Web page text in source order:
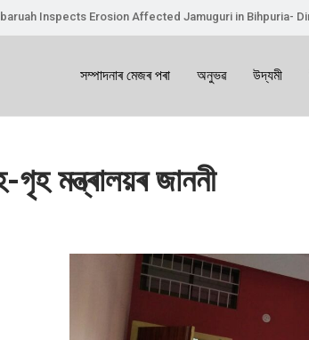
Inspects Erosion Affected Jamuguri in Bihpuria-
সম্পাদনাৰ মেজৰ পৰা অনুভৱ উদ্যমী
মন্ত্ৰালয়ৰ জাননী